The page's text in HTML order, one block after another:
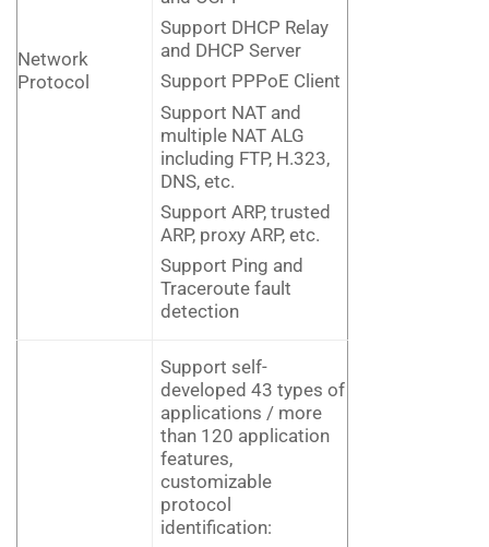
Network
Protocol
Support DHCP Relay
and DHCP Server
Support PPPoE Client
Support NAT and
multiple NAT ALG
including FTP, H.323,
DNS, etc.
Support ARP, trusted
ARP, proxy ARP, etc.
Support Ping and
Traceroute fault
detection
Support self-
developed 43 types of
applications / more
than 120 application
features,
customizable
protocol
identification: